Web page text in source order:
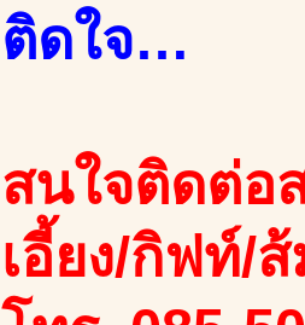
ติดใจ…
สนใจติดต่อ
เอี้ยง/กิฟท์/